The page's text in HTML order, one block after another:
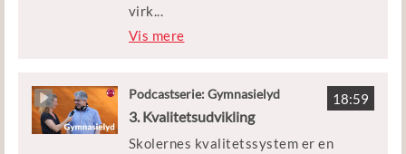
Gymnasium, der bl.a. har skrevet om
summativ evaluering i
virk...
elighed, ledelse med læreridentitet,
mellemlederen teams og faggrupper
til at arbejde sammen om en
Vis mere
18:59
Podcastserie: Gymnasielyd
3. Kvalitetsudvikling
Skolernes kvalitetssystem er en